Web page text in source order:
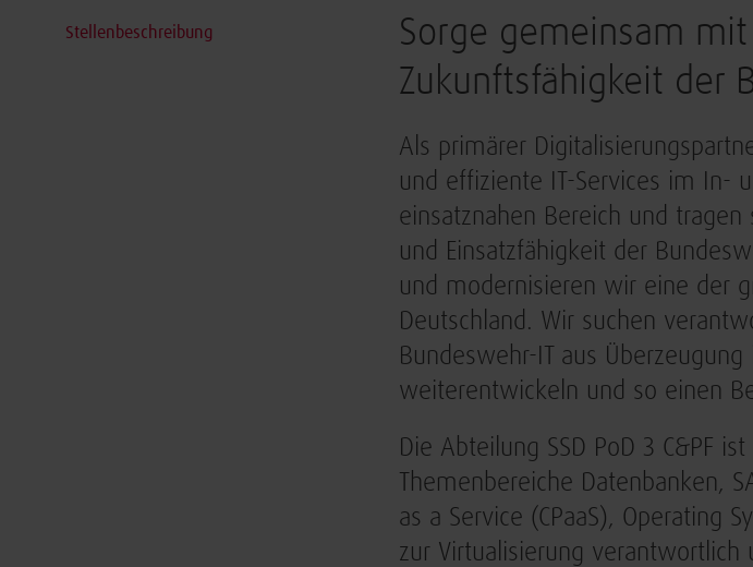
Stellenbeschreibung
Sorge gemeinsam
Zukunftsfähigkeit der
Als primärer
und effiziente IT-Services im In-
einsatznahen Bereich und
und Einsatzfähigkeit der
und modernisieren wir eine der
Deutschland. Wir suchen
Bundeswehr-IT aus
weiterentwickeln und so einen
Die Abteilung SSD PoD 3 C&PF
Themenbereiche Datenbanken,
as a Service (CPaaS), Operating
zur Virtualisierung verantwortlich